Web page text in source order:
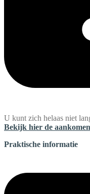
U kunt zich helaas niet
Bekijk hier de
Praktische informatie